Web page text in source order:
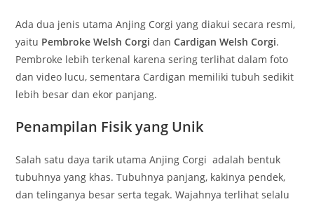
Ada dua jenis utama Anjing Corgi yang diakui secara resmi,
yaitu Pembroke Welsh Corgi danCardigan Welsh Corgi.
Pembroke lebih terkenal karena sering terlihat dalam foto
dan video lucu, sementara Cardigan memiliki tubuh sedikit
lebih besar dan ekor panjang.
Penampilan Fisik yang Unik
Salah satu daya tarik utama Anjing Corgi adalah bentuk
tubuhnya yang khas. Tubuhnya panjang, kakinya pendek,
dan telinganya besar serta tegak. Wajahnya terlihat selalu